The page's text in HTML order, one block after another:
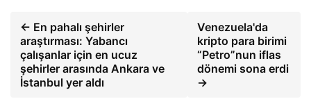
← En pahalı şehirler
araştırması: Yabancı
çalışanlar için en ucuz
şehirler arasında Ankara ve
İstanbul yer aldı
Venezuela'da
kripto para birimi
“Petro”nun iflas
dönemi sona erdi
→